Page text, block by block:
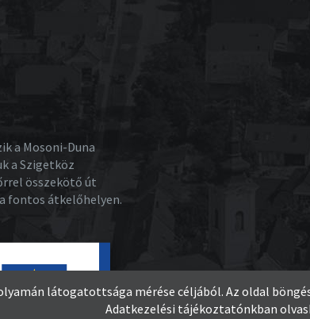
a Mosoni-Duna
a Szigetköz
összekötő út
fontos átkelőhelyen.
látogatottsága mérése céljából. Az oldal
Adatkezelési tájékoztatónkban